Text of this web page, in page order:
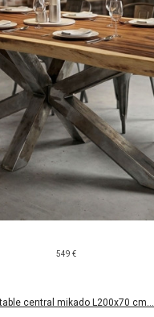
549 €
central mikado L200x70 cm...